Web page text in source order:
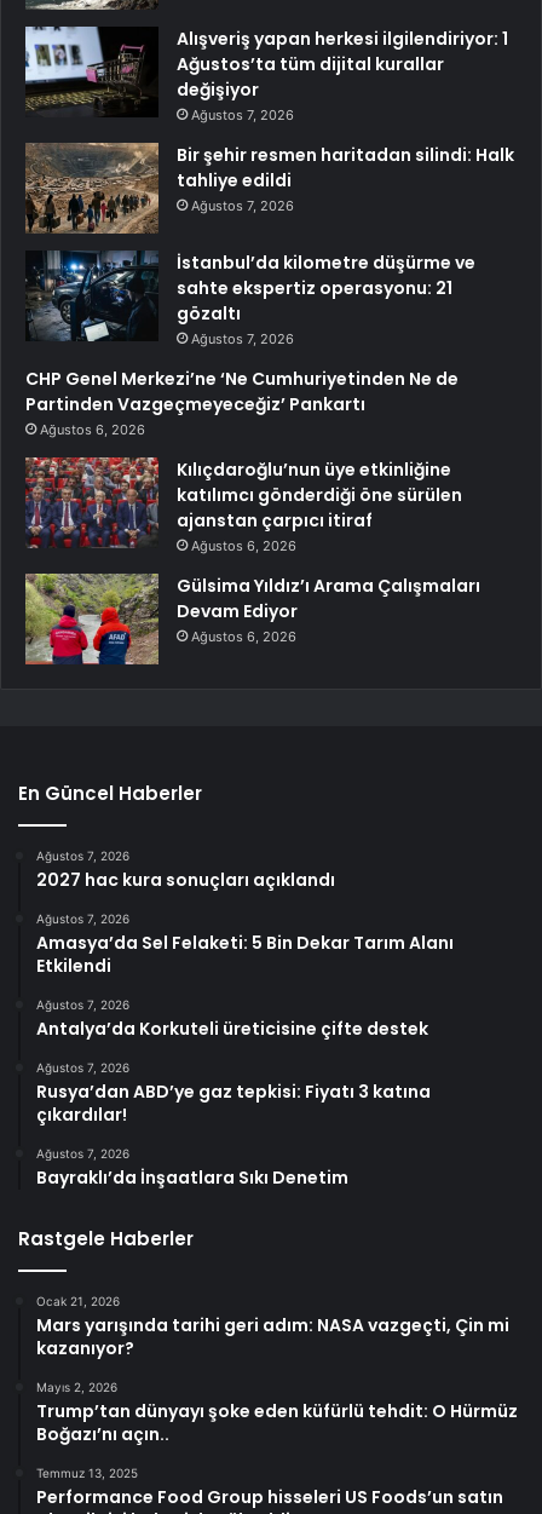
Alışveriş yapan herkesi ilgilendiriyor: 1
Ağustos’ta tüm dijital kurallar
değişiyor
Ağustos 7, 2026
Bir şehir resmen haritadan silindi: Halk
tahliye edildi
Ağustos 7, 2026
İstanbul’da kilometre düşürme ve
sahte ekspertiz operasyonu: 21
gözaltı
Ağustos 7, 2026
CHP Genel Merkezi’ne ‘Ne Cumhuriyetinden Ne de
Partinden Vazgeçmeyeceğiz’ Pankartı
Ağustos 6, 2026
Kılıçdaroğlu’nun üye etkinliğine
katılımcı gönderdiği öne sürülen
ajanstan çarpıcı itiraf
Ağustos 6, 2026
Gülsima Yıldız’ı Arama Çalışmaları
Devam Ediyor
Ağustos 6, 2026
En Güncel Haberler
Ağustos 7, 2026
2027 hac kura sonuçları açıklandı
Ağustos 7, 2026
Amasya’da Sel Felaketi: 5 Bin Dekar Tarım Alanı
Etkilendi
Ağustos 7, 2026
Antalya’da Korkuteli üreticisine çifte destek
Ağustos 7, 2026
Rusya’dan ABD’ye gaz tepkisi: Fiyatı 3 katına
çıkardılar!
Ağustos 7, 2026
Bayraklı’da İnşaatlara Sıkı Denetim
Rastgele Haberler
Ocak 21, 2026
Mars yarışında tarihi geri adım: NASA vazgeçti, Çin mi
kazanıyor?
Mayıs 2, 2026
Trump’tan dünyayı şoke eden küfürlü tehdit: O Hürmüz
Boğazı’nı açın..
Temmuz 13, 2025
Performance Food Group hisseleri US Foods’un satın